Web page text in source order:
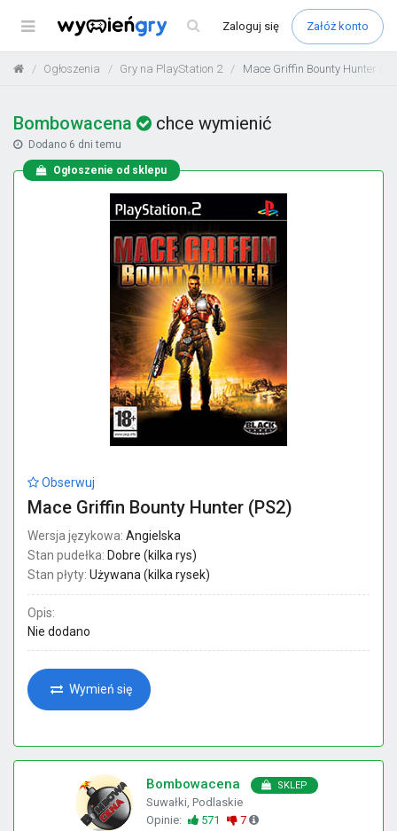
Menu Zaloguj się Załóż konto
Ogłoszenia Gry na PlayStation 2 Mace Griffin Bounty Hunter
Bombowacena chce wymienić
Dodano 6 dni temu
Ogłoszenie od sklepu
Obserwuj
Mace Griffin Bounty Hunter (PS2)
Wersja językowa: Angielska
Stan pudełka: Dobre (kilka rys)
Stan płyty: Używana (kilka rysek)
Opis:
Nie dodano
Wymień się
Bombowacena SKLEP
Suwałki, Podlaskie
Opinie:
571 7